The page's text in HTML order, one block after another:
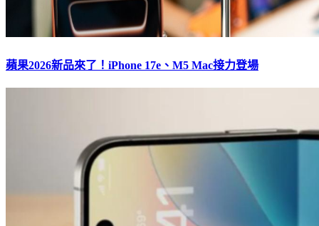
蘋果2026新品來了！iPhone 17e、M5 Mac接力登場